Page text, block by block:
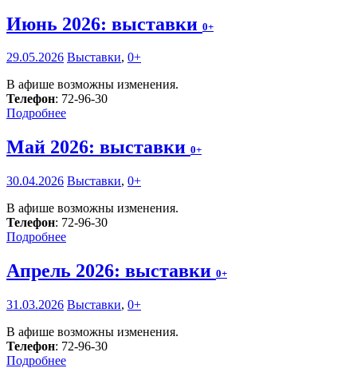
Июнь 2026: выставки 0+
29.05.2026 Выставки, 0+
В афише возможны изменения.
Телефон: 72-96-30
Подробнее
Май 2026: выставки 0+
30.04.2026 Выставки, 0+
В афише возможны изменения.
Телефон: 72-96-30
Подробнее
Апрель 2026: выставки 0+
31.03.2026 Выставки, 0+
В афише возможны изменения.
Телефон: 72-96-30
Подробнее